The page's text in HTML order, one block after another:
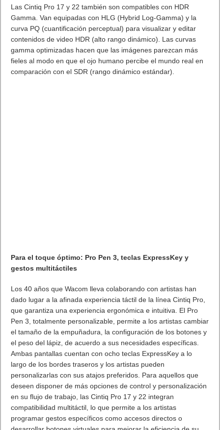
asiento y reclinación de 152 grados para ajustar la inclinación
de la silla al peso y un posicionamiento flexible del asiento:
Reclínate sin esfuerzo en el asiento gracias al mecanismo
reactivo que se adapta a tu peso y túmbate todo lo que quieras
con una reclinación ajustable de hasta 152 grados.
Con un acabado mullido, densidad de cojín optimizada y una
construcción diseñada para una distribución de peso óptima, la
juegos.
• Edición Koenigsegg – Lidera el Camino Diseñada para los
apasionados, prepárate para la comodidad de alto rendimiento
y domina la carretera con la Edición Razer Enki Pro
Koenigsegg, producto de la perfecta sinergia entre dos líderes
de la industria con una búsqueda afín de la innovación.
• Edición Automobili Lamborghini – Forjada en la Carrera
Rápida La velocidad legendaria se encuentra con la comodidad
de alto rendimiento en la Edición Razer Enki Pro Automobili
Lamborghini. Inspirada en una orgullosa tradición de ingeniería
de primer nivel y forjada para una distribución de peso óptima
que garantiza comodidad durante todo el día en los juegos,